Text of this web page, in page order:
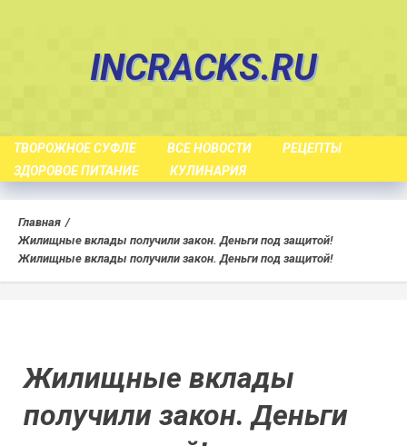
INCRACKS.RU
ТВОРОЖНОЕ СУФЛЕ ВСЕ НОВОСТИ
РЕЦЕПТЫ
ЗДОРОВОЕ ПИТАНИЕ
КУЛИНАРИЯ
Главная
Жилищные вклады получили закон. Деньги под защитой!
Жилищные вклады получили закон. Деньги под защитой!
Жилищные вклады
получили закон. Деньги